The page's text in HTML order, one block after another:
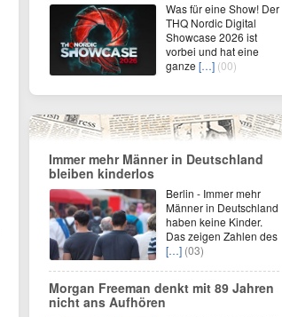
Was für eine Show! Der
THQ Nordic Digital
Showcase 2026 ist
vorbei und hat eine
ganze […] (00)
Immer mehr Männer in Deutschland
bleiben kinderlos
Berlin - Immer mehr
Männer in Deutschland
haben keine Kinder.
Das zeigen Zahlen des
[…] (03)
Morgan Freeman denkt mit 89 Jahren
nicht ans Aufhören